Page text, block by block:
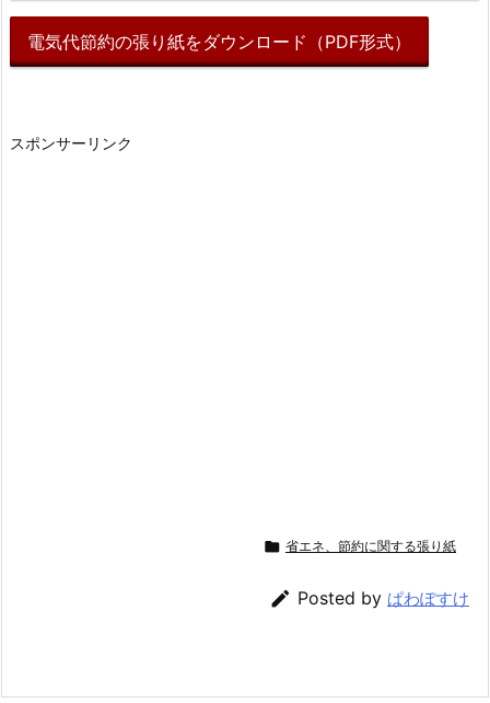
電気代節約の張り紙をダウンロード（PDF形式）
スポンサーリンク
 省エネ、節約に関する張り紙
 Posted by ぱわぽすけ